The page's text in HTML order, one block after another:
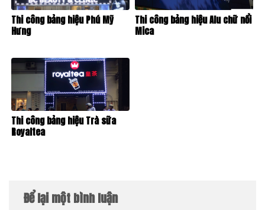
Thi công bảng hiệu Phú Mỹ
Hưng
Thi công bảng hiệu Alu chữ nổi
Mica
Thi công bảng hiệu Trà sữa
Royaltea
Để lại một bình luận